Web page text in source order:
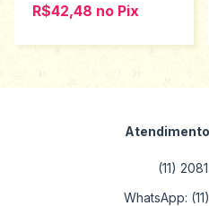
R$42,48 no Pix
(11)
WhatsApp: